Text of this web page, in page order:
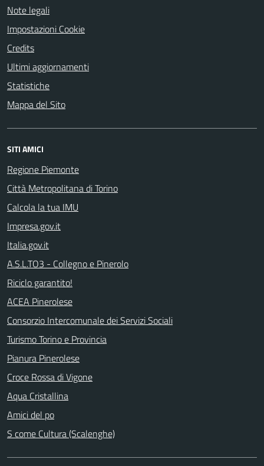
Note legali
Impostazioni Cookie
Credits
Ultimi aggiornamenti
Statistiche
Mappa del Sito
SITI AMICI
Regione Piemonte
Città Metropolitana di Torino
Calcola la tua IMU
Impresa.gov.it
Italia.gov.it
A.S.L.TO3 - Collegno e Pinerolo
Riciclo garantito!
ACEA Pinerolese
Consorzio Intercomunale dei Servizi Sociali
Turismo Torino e Provincia
Pianura Pinerolese
Croce Rossa di Vigone
Aqua Cristallina
Amici del po
S come Cultura (Scalenghe)